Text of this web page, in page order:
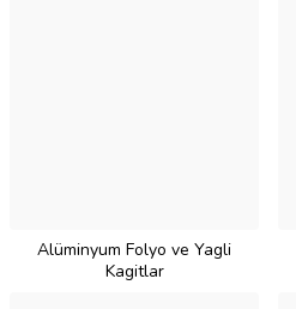
Alüminyum Folyo ve Yagli
Kagitlar